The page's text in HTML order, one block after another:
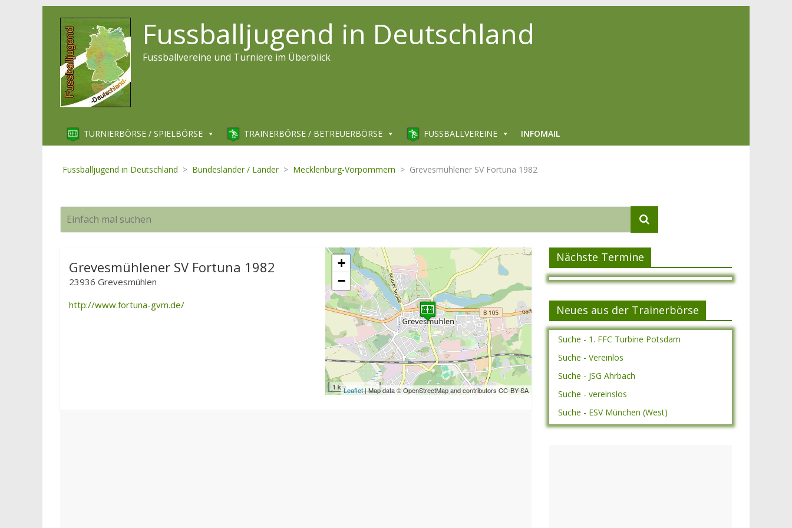
Fussballjugend in Deutschland
Fussballvereine und Turniere im Überblick
TURNIERBÖRSE / SPIELBÖRSE TRAINERBÖRSE / BETREUERBÖRSE FUSSBALLVEREINE INFOMAIL
Fussballjugend in Deutschland > Bundesländer / Länder > Mecklenburg-Vorpommern > Grevesmühlener SV Fortuna 1982
+
−
1 kmLeaflet| Map data © OpenStreetMap and contributors CC-BY-SA
Grevesmühlener SV Fortuna 1982
23936 Grevesmühlen
http://www.fortuna-gvm.de/
Nächste Termine
Neues aus der Trainerbörse
Suche - 1. FFC Turbine Potsdam
Suche - Vereinlos
Suche - JSG Ahrbach
Suche - vereinslos
Suche - ESV München (West)